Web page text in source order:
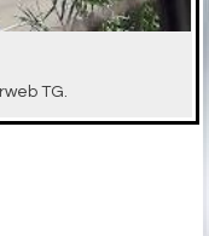
TG.